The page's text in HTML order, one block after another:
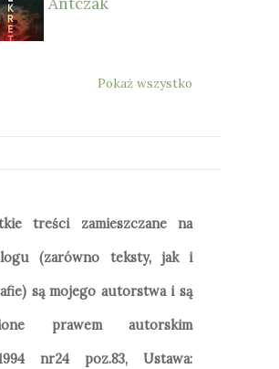
Pokaż wszystko
treści zamieszczane na
(zarówno teksty, jak i
są mojego autorstwa i są
prawem autorskim
nr24 poz.83, Ustawa: